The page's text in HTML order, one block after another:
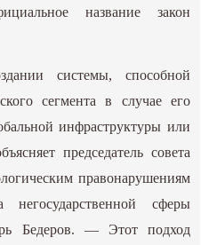
название закон
системы, способной
сегмента в случае его
инфраструктуры или
председатель совета
правонарушениям
негосударственной сферы
Бедеров. — Этот подход